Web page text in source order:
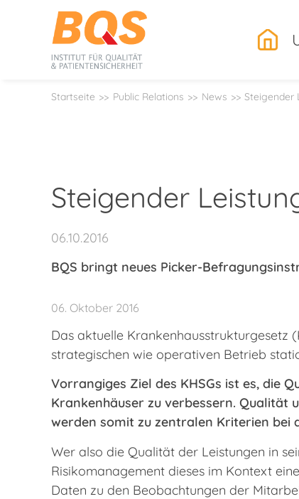
.
Startseite Public Relations News Steigender
Steigender
06.10.2016
BQS bringt neues Picker-
06. Oktober 2016
Das aktuelle Krankenhausstrukturgesetz
strategischen wie operativen Betrieb
Vorrangiges Ziel des KHSGs ist es, die
Krankenhäuser zu verbessern. Qualität
werden somit zu zentralen Kriterien bei
Wer also die Qualität der Leistungen in
Risikomanagement dieses im Kontext
Daten zu den Beobachtungen der